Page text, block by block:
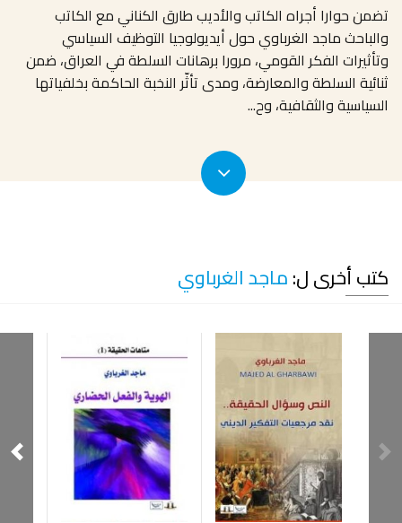
تضمن حوارا أجراه الكاتب والأديب طارق الكناني مع الكاتب
والباحث ماجد الغرباوي حول أيديولوجيا التوظيف السياسي
وتأثيرات الفكر القومي، مرورا برهانات السلطة في العراق، ضمن
ثنائية السلطة والمعارضة، ومدى تأثّر النخبة الحاكمة بخلفياتها
السياسية والثقافية، وح...
كتب أخرى ل:ماجد الغرباوي